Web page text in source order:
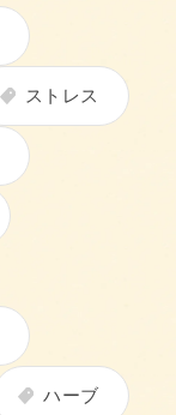
ストレス
ハーブ